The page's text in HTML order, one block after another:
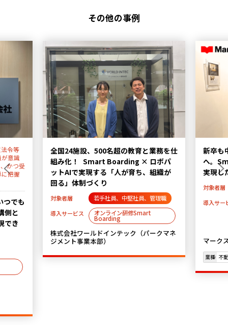
その他の事例
を仕
ボパ
織が
理職
新卒も中途も“同じ基準”で育つ組織
へ。Smart Boarding×管理職研修で
実現した育成・評価の標準化！
対象者層
若手社員、中堅社員、管理職
導入サービス
オンライン研修Smart
Boarding
インハウス研修(オーダーメイ
ド研修)
マークスライフ株式会社
業種 不動産業
「部署
Smart
研修（
人財育
株式会